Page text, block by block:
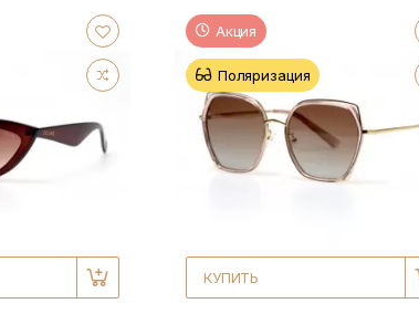
Акция
Поляризация
КУПИТЬ